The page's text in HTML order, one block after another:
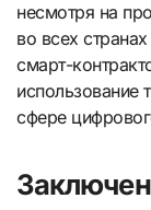
несмотря на
во всех
смарт-
использование
сфере